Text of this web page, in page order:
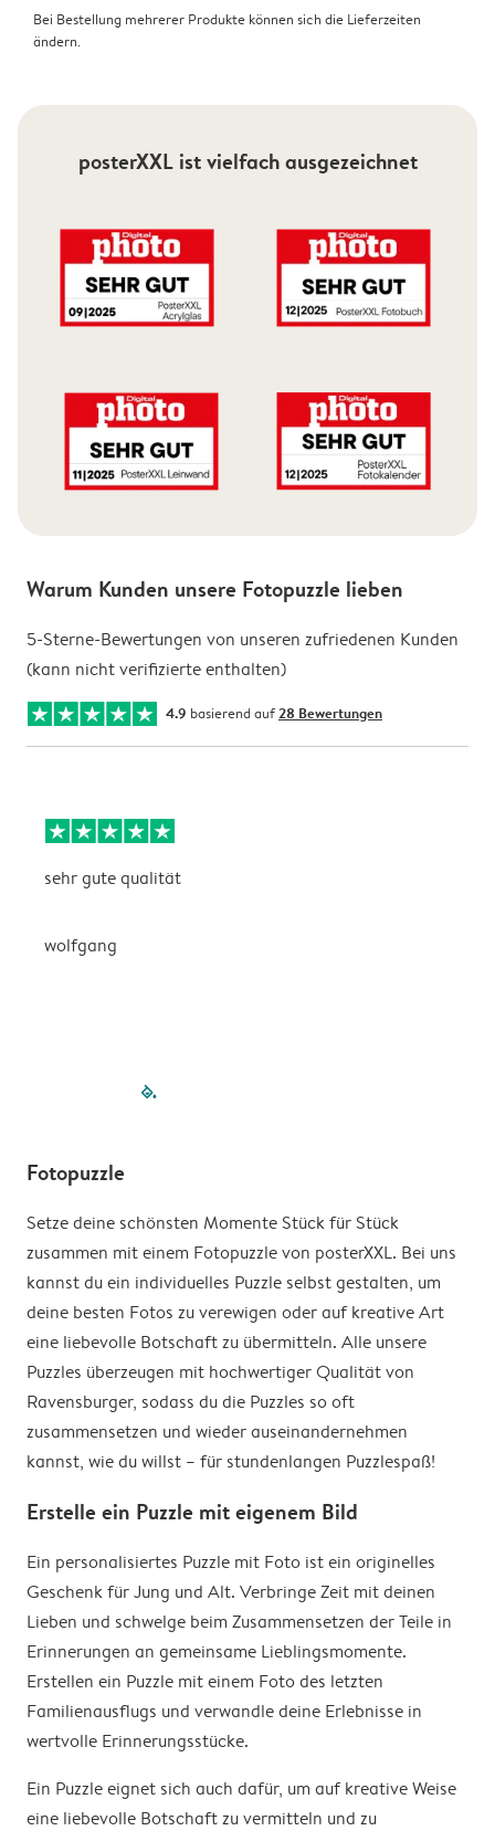
Bei Bestellung mehrerer Produkte können sich die Lieferzeiten
ändern.
posterXXL ist vielfach ausgezeichnet
Warum Kunden unsere Fotopuzzle lieben
5-Sterne-Bewertungen von unseren zufriedenen Kunden
(kann nicht verifizierte enthalten)
4.9 basierend auf28 Bewertungen
sehr gute qualität
wolfgang
filled-pagination
Fotopuzzle
Setze deine schönsten Momente Stück für Stück
zusammen mit einem Fotopuzzle von posterXXL. Bei uns
kannst du ein individuelles Puzzle selbst gestalten, um
deine besten Fotos zu verewigen oder auf kreative Art
eine liebevolle Botschaft zu übermitteln. Alle unsere
Puzzles überzeugen mit hochwertiger Qualität von
Ravensburger, sodass du die Puzzles so oft
zusammensetzen und wieder auseinandernehmen
kannst, wie du willst – für stundenlangen Puzzlespaß!
Erstelle ein Puzzle mit eigenem Bild
Ein personalisiertes Puzzle mit Foto ist ein originelles
Geschenk für Jung und Alt. Verbringe Zeit mit deinen
Lieben und schwelge beim Zusammensetzen der Teile in
Erinnerungen an gemeinsame Lieblingsmomente.
Erstellen ein Puzzle mit einem Foto des letzten
Familienausflugs und verwandle deine Erlebnisse in
wertvolle Erinnerungsstücke.
Ein Puzzle eignet sich auch dafür, um auf kreative Weise
eine liebevolle Botschaft zu vermitteln und zu